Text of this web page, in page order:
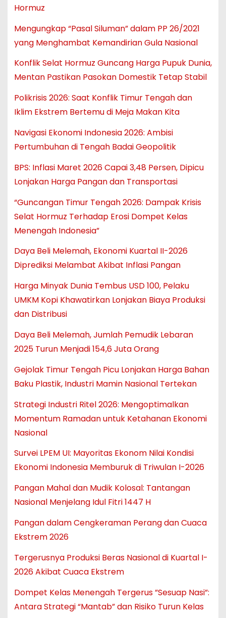
Hormuz
Mengungkap “Pasal Siluman” dalam PP 26/2021
yang Menghambat Kemandirian Gula Nasional
Konflik Selat Hormuz Guncang Harga Pupuk Dunia,
Mentan Pastikan Pasokan Domestik Tetap Stabil
Polikrisis 2026: Saat Konflik Timur Tengah dan
Iklim Ekstrem Bertemu di Meja Makan Kita
Navigasi Ekonomi Indonesia 2026: Ambisi
Pertumbuhan di Tengah Badai Geopolitik
BPS: Inflasi Maret 2026 Capai 3,48 Persen, Dipicu
Lonjakan Harga Pangan dan Transportasi
“Guncangan Timur Tengah 2026: Dampak Krisis
Selat Hormuz Terhadap Erosi Dompet Kelas
Menengah Indonesia”
Daya Beli Melemah, Ekonomi Kuartal II-2026
Diprediksi Melambat Akibat Inflasi Pangan
Harga Minyak Dunia Tembus USD 100, Pelaku
UMKM Kopi Khawatirkan Lonjakan Biaya Produksi
dan Distribusi
Daya Beli Melemah, Jumlah Pemudik Lebaran
2025 Turun Menjadi 154,6 Juta Orang
Gejolak Timur Tengah Picu Lonjakan Harga Bahan
Baku Plastik, Industri Mamin Nasional Tertekan
Strategi Industri Ritel 2026: Mengoptimalkan
Momentum Ramadan untuk Ketahanan Ekonomi
Nasional
Survei LPEM UI: Mayoritas Ekonom Nilai Kondisi
Ekonomi Indonesia Memburuk di Triwulan I-2026
Pangan Mahal dan Mudik Kolosal: Tantangan
Nasional Menjelang Idul Fitri 1447 H
Pangan dalam Cengkeraman Perang dan Cuaca
Ekstrem 2026
Tergerusnya Produksi Beras Nasional di Kuartal I-
2026 Akibat Cuaca Ekstrem
Dompet Kelas Menengah Tergerus ”Sesuap Nasi”:
Antara Strategi “Mantab” dan Risiko Turun Kelas